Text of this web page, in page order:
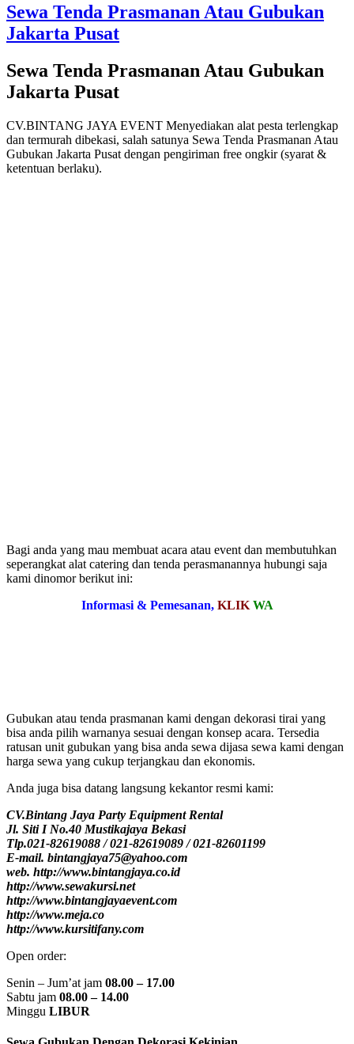
Sewa Tenda Prasmanan Atau Gubukan
Jakarta Pusat
Sewa Tenda Prasmanan Atau Gubukan
Jakarta Pusat
CV.BINTANG JAYA EVENT Menyediakan alat pesta terlengkap
dan termurah dibekasi, salah satunya Sewa Tenda Prasmanan Atau
Gubukan Jakarta Pusat dengan pengiriman free ongkir (syarat &
ketentuan berlaku).
Bagi anda yang mau membuat acara atau event dan membutuhkan
seperangkat alat catering dan tenda perasmanannya hubungi saja
kami dinomor berikut ini:
Informasi & Pemesanan, KLIK WA
Gubukan atau tenda prasmanan kami dengan dekorasi tirai yang
bisa anda pilih warnanya sesuai dengan konsep acara. Tersedia
ratusan unit gubukan yang bisa anda sewa dijasa sewa kami dengan
harga sewa yang cukup terjangkau dan ekonomis.
Anda juga bisa datang langsung kekantor resmi kami:
CV.Bintang Jaya Party Equipment Rental
Jl. Siti I No.40 Mustikajaya Bekasi
Tlp.021-82619088 / 021-82619089 / 021-82601199
E-mail. bintangjaya75@yahoo.com
web. http://www.bintangjaya.co.id
http://www.sewakursi.net
http://www.bintangjayaevent.com
http://www.meja.co
http://www.kursitifany.com
Open order:
Senin – Jum’at jam 08.00 – 17.00
Sabtu jam 08.00 – 14.00
Minggu LIBUR